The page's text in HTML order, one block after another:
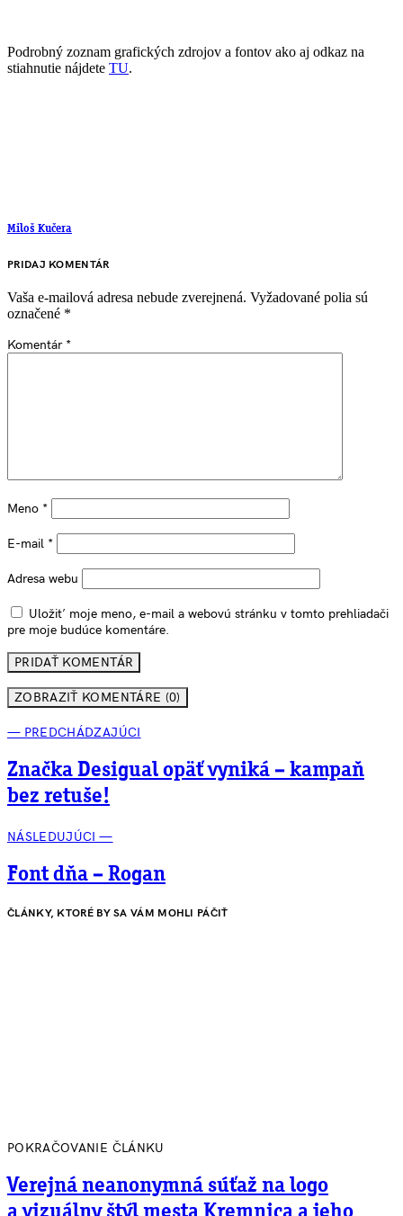
Podrobný zoznam grafických zdrojov a fontov ako aj odkaz na
stiahnutie nájdete TU.
Miloš Kučera
PRIDAJ KOMENTÁR
Vaša e-mailová adresa nebude zverejnená. Vyžadované polia sú
označené *
Komentár *
Meno *
E-mail *
Adresa webu
Uložiť moje meno, e-mail a webovú stránku v tomto prehliadači
pre moje budúce komentáre.
ZOBRAZIŤ KOMENTÁRE (0)
— PREDCHÁDZAJÚCI
Značka Desigual opäť vyniká – kampaň
bez retuše!
NÁSLEDUJÚCI —
Font dňa – Rogan
ČLÁNKY, KTORÉ BY SA VÁM MOHLI PÁČIŤ
POKRAČOVANIE ČLÁNKU
Verejná neanonymná súťaž na logo